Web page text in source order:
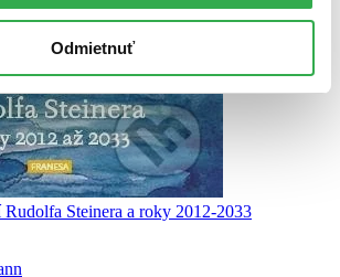
Odmietnuť
Steinera a roky 2012-2033